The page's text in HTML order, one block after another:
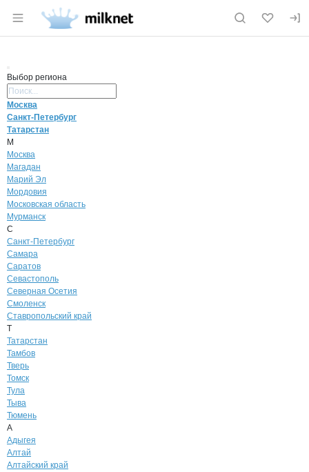
Раздел навигации по сайту milknet.ru
Выбор региона
Москва
Санкт-Петербург
Татарстан
М
Москва
Магадан
Марий Эл
Мордовия
Московская область
Мурманск
С
Санкт-Петербург
Самара
Саратов
Севастополь
Северная Осетия
Смоленск
Ставропольский край
Т
Татарстан
Тамбов
Тверь
Томск
Тула
Тыва
Тюмень
А
Адыгея
Алтай
Алтайский край